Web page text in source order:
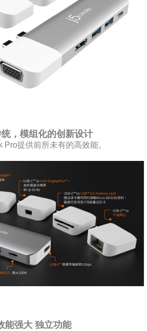
，模组化的创新设计
Pro提供前所未有的高效能。
能强大 独立功能